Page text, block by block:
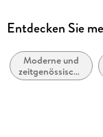
Reihe
Autor/Autorin
Petra Schier
Entdecken Sie
Moderne und
zeitgenössische
Liebesromane